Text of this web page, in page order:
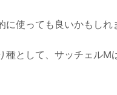
に使っても良いかもしれ
種として、サッチェルM